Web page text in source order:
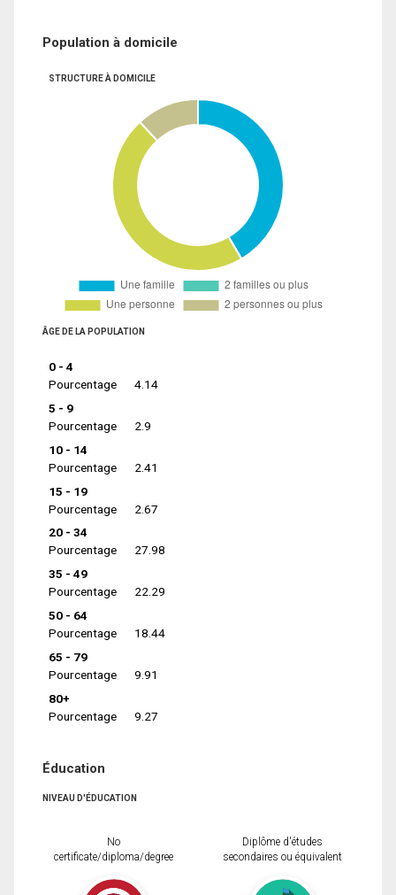
Population à domicile
STRUCTURE À DOMICILE
ÂGE DE LA POPULATION
0 - 4
Pourcentage
4.14
5 - 9
Pourcentage
2.9
10 - 14
Pourcentage
2.41
15 - 19
Pourcentage
2.67
20 - 34
Pourcentage
27.98
35 - 49
Pourcentage
22.29
50 - 64
Pourcentage
18.44
65 - 79
Pourcentage
9.91
80+
Pourcentage
9.27
Éducation
NIVEAU D'ÉDUCATION
No
certificate/diploma/degree
Diplôme d'études
secondaires ou équivalent